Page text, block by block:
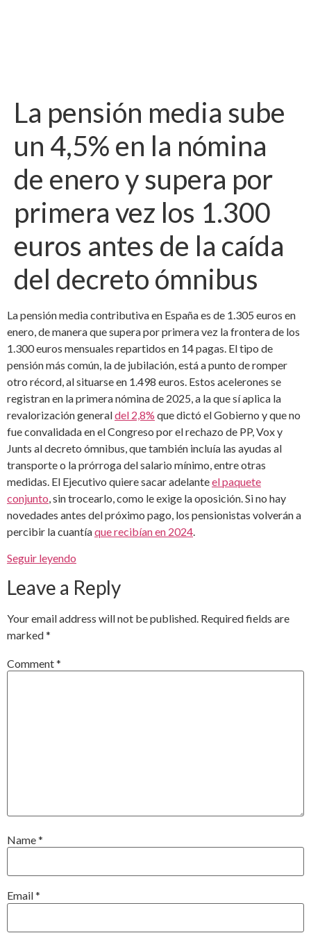
La pensión media sube
un 4,5% en la nómina
de enero y supera por
primera vez los 1.300
euros antes de la caída
del decreto ómnibus
La pensión media contributiva en España es de 1.305 euros en
enero, de manera que supera por primera vez la frontera de los
1.300 euros mensuales repartidos en 14 pagas. El tipo de
pensión más común, la de jubilación, está a punto de romper
otro récord, al situarse en 1.498 euros. Estos acelerones se
registran en la primera nómina de 2025, a la que sí aplica la
revalorización generaldel 2,8% que dictó el Gobierno y que no
fue convalidada en el Congreso por el rechazo de PP, Vox y
Junts al decreto ómnibus, que también incluía las ayudas al
transporte o la prórroga del salario mínimo, entre otras
medidas. El Ejecutivo quiere sacar adelanteel paquete
conjunto , sin trocearlo, como le exige la oposición. Si no hay
novedades antes del próximo pago, los pensionistas volverán a
percibir la cuantíaque recibían en 2024
Seguir leyendo
Leave a Reply
Your email address will not be published. Required fields are
marked*
Comment*
Name*
Email*